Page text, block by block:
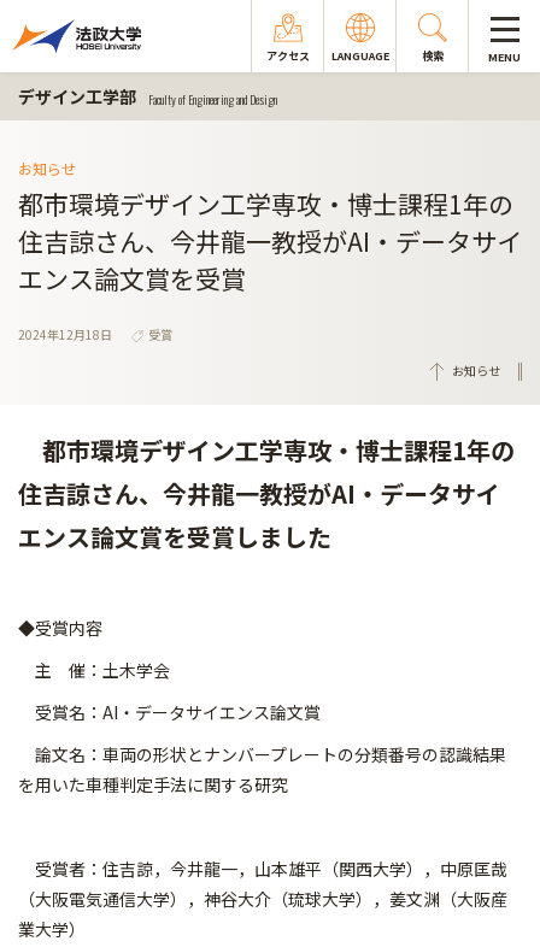
アクセス LANGUAGE 検索 MENU
デザイン工学部 Faculty of Engineering and Design
お知らせ
都市環境デザイン工学専攻・博士課程1年の
住吉諒さん、今井龍一教授がAI・データサイ
エンス論文賞を受賞
2024年12月18日
受賞
お知らせ
都市環境デザイン工学専攻・博士課程1年の
住吉諒さん、今井龍一教授がAI・データサイ
エンス論文賞を受賞しました
◆受賞内容
主 催：土木学会
受賞名：AI・データサイエンス論文賞
論文名：車両の形状とナンバープレートの分類番号の認識結果
を用いた車種判定手法に関する研究
受賞者：住吉諒，今井龍一，山本雄平（関西大学），中原匡哉
（大阪電気通信大学），神谷大介（琉球大学），姜文渊（大阪産
業大学）